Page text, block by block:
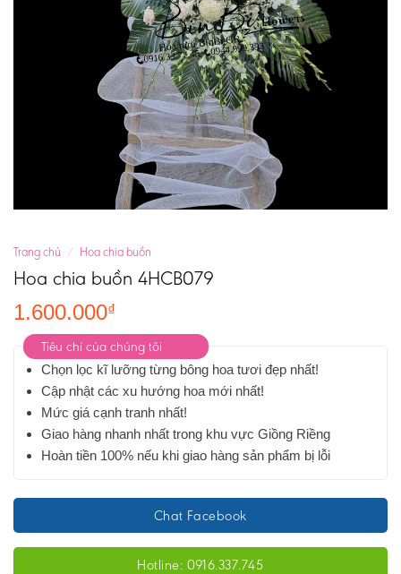
Trang chủ / Hoa chia buồn
Hoa chia buồn 4HCB079
1.600.000₫
Tiêu chí của chúng tôi
Chọn lọc kĩ lưỡng từng bông hoa tươi đẹp nhất!
Cập nhật các xu hướng hoa mới nhất!
Mức giá cạnh tranh nhất!
Giao hàng nhanh nhất trong khu vực Giồng Riềng
Hoàn tiền 100% nếu khi giao hàng sản phẩm bị lỗi
Chat Facebook
Hotline: 0916.337.745